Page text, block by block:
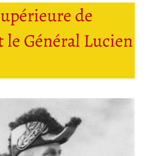
de
le Général Lucien